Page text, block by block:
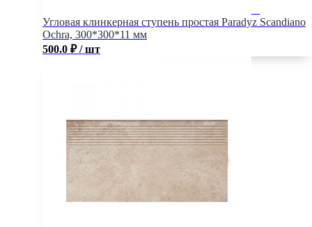
Угловая клинкерная ступень простая Paradyz Scandiano
Ochra, 300*300*11 мм
500.0 ₽ / шт